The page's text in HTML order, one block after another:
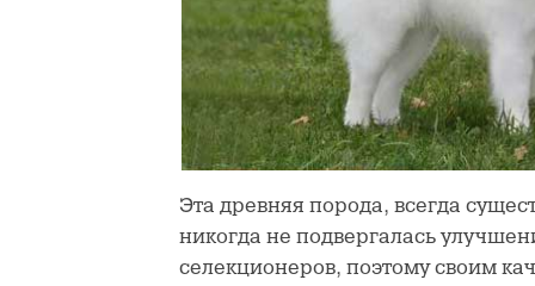
Эта древняя порода, всегда
никогда не подвергалась
селекционеров, поэтому своим